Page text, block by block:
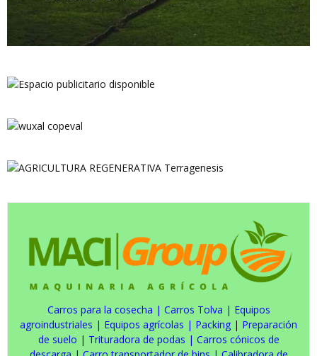
Carros para la cosecha | Carros Tolva | Equipos
agroindustriales | Equipos agrícolas | Packing | Preparación
de suelo | Trituradora de podas | Carros cónicos de